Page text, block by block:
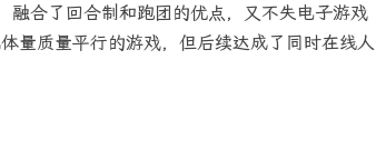
融合了回合制和跑团的优点，又不失电子游戏
量质量平行的游戏，但后续达成了同时在线人